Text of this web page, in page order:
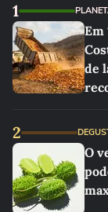
1
Em
de
2
O